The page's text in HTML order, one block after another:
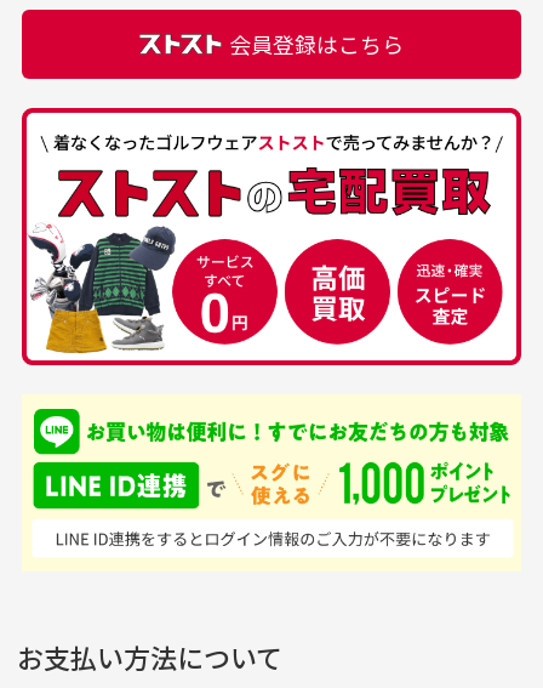
30代男性
中古ゴルフウェアの
品揃えがすごい
て、ここまでゴルフブラ
ンドの取り扱いがあるの
はすごい。 毎日たくさ
んの商品がアップされて
いるので新作チェックす
50代男性
安心して中古ウェア
を買えるお店です
品ですが綺麗に梱包され
ており商品を大切にして
いる感が伝わってきまし
た 「フロント部分に汚
れあり」と記載ありまし
カートの有効時間はありますか？
は自動的にカート内の商品が削除されますのでご注意
下さい。
お気に入り機能をご利用下さい。
ある場合もございます。
経年劣化について
当店では商品の管理には細心の注意を払っておりま
すが、経年により素材の劣化やパーツの強度低下が
生じている場合がございます。
銀行振込（前払い）
入金確認後商品発送となります。
※土曜、日曜、祝日は入金確認及び発送業務は致しておりま
せん。
尚、お振込み手数料はお客様ご負担となります。入金確認後
商品発送となります。
ご注文頂いてから7日以内をお振込み期限とさせ
りますのでご了承くださいませ。
申し込まれた商品と届いた商品が異なっている場合
商品説明に記載されていない汚れやダメージがある商品
の場合
会員登録はこちら
お支払い方法について